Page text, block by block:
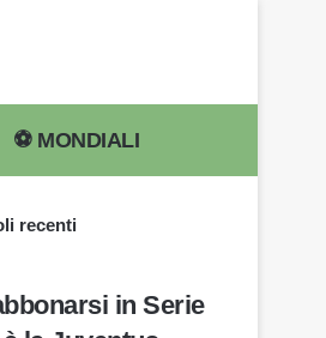
⚽️ MONDIALI
recenti
in Serie